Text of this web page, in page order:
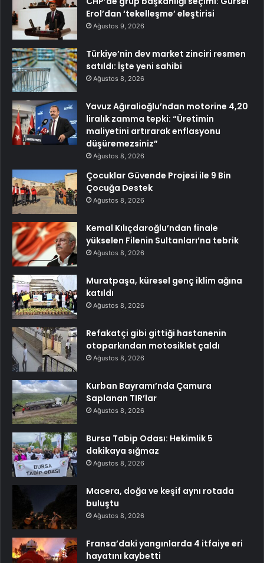
Erol’dan ‘tekelleşme’ eleştirisi
Ağustos 9, 2026
Türkiye’nin dev market zinciri resmen
satıldı: İşte yeni sahibi
Ağustos 8, 2026
Yavuz Ağıralioğlu’ndan motorine 4,20
liralık zamma tepki: “Üretimin
maliyetini artırarak enflasyonu
düşüremezsiniz”
Ağustos 8, 2026
Çocuklar Güvende Projesi ile 9 Bin
Çocuğa Destek
Ağustos 8, 2026
Kemal Kılıçdaroğlu’ndan finale
yükselen Filenin Sultanları’na tebrik
Ağustos 8, 2026
Muratpaşa, küresel genç iklim ağına
katıldı
Ağustos 8, 2026
Refakatçi gibi gittiği hastanenin
otoparkından motosiklet çaldı
Ağustos 8, 2026
Kurban Bayramı’nda Çamura
Saplanan TIR’lar
Ağustos 8, 2026
Bursa Tabip Odası: Hekimlik 5
dakikaya sığmaz
Ağustos 8, 2026
Macera, doğa ve keşif aynı rotada
buluştu
Ağustos 8, 2026
Fransa’daki yangınlarda 4 itfaiye eri
hayatını kaybetti